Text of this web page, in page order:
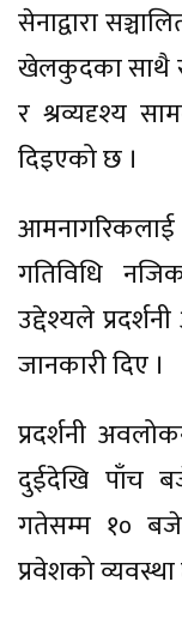
सेनाद्वारा
खेलकुदका साथै
र श्रव्यदृश्य
दिइएको छ ।
गतिविधि
उद्देश्यले
जानकारी दिए ।
प्रदर्शनी
दुईदेखि पाँच
गतेसम्म १०
प्रवेशको